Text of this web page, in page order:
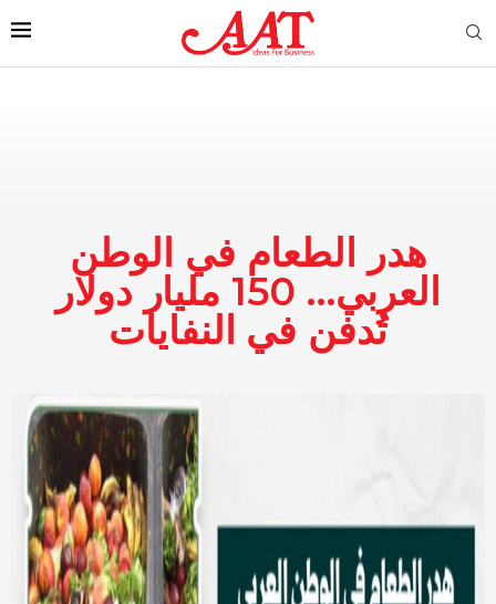
هدر الطعام في الوطن
العربي… 150 مليار دولار
تُدفن في النفايات